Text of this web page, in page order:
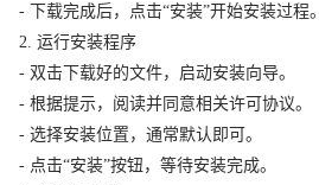
- 下载完成后，点击“安装”开始安装过程。
2. 运行安装程序
- 双击下载好的文件，启动安装向导。
- 根据提示，阅读并同意相关许可协议。
- 选择安装位置，通常默认即可。
- 点击“安装”按钮，等待安装完成。